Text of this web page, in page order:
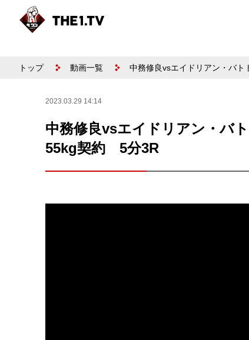
トップ 動画一覧 中務修良vsエイドリアン・バ
2023.03.29 14:14
中務修良vsエイドリアン・
55kg契約 5分3R